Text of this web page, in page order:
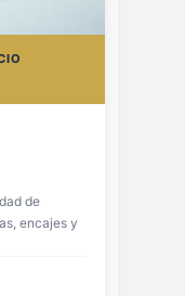
de
encajes y